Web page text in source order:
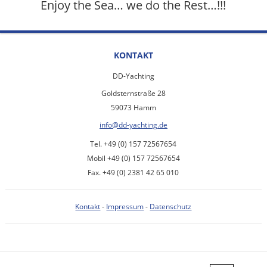
Enjoy the Sea… we do the Rest…!!!
KONTAKT
DD-Yachting
Goldsternstraße 28
59073 Hamm
info@dd-yachting.de
Tel. +49 (0) 157 72567654
Mobil +49 (0) 157 72567654
Fax. +49 (0) 2381 42 65 010
Kontakt- Impressum- Datenschutz